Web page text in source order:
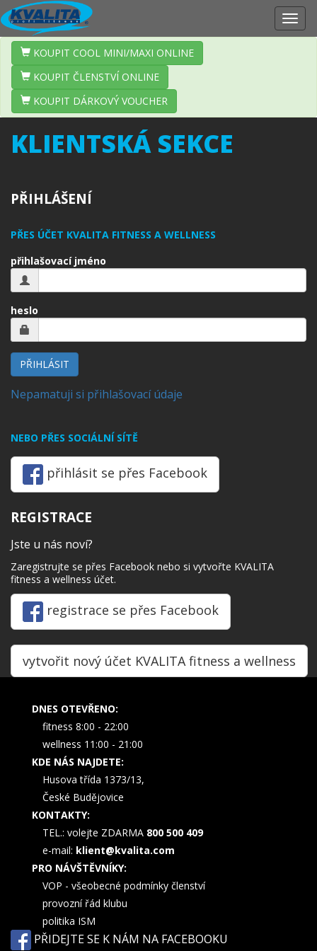
KLIENTSKÁ SEKCE
PŘIHLÁŠENÍ
PŘES ÚČET KVALITA FITNESS A WELLNESS
přihlašovací jméno
heslo
PŘIHLÁSIT
Nepamatuji si přihlašovací údaje
NEBO PŘES SOCIÁLNÍ SÍTĚ
přihlásit se přes Facebook
REGISTRACE
Jste u nás noví?
Zaregistrujte se přes Facebook nebo si vytvořte KVALITA
fitness a wellness účet.
registrace se přes Facebook
vytvořit nový účet KVALITA fitness a wellness
KOUPIT COOL MINI/MAXI ONLINE
KOUPIT ČLENSTVÍ ONLINE
KOUPIT DÁRKOVÝ VOUCHER
DNES OTEVŘENO:
fitness 8:00 - 22:00
wellness 11:00 - 21:00
KDE NÁS NAJDETE:
Husova třída 1373/13,
České Budějovice
KONTAKTY:
TEL.: volejte ZDARMA 800 500 409
e-mail: klient@kvalita.com
PRO NÁVŠTĚVNÍKY:
VOP - všeobecné podmínky členství
provozní řád klubu
politika ISM
PŘIDEJTE SE K NÁM NA FACEBOOKU